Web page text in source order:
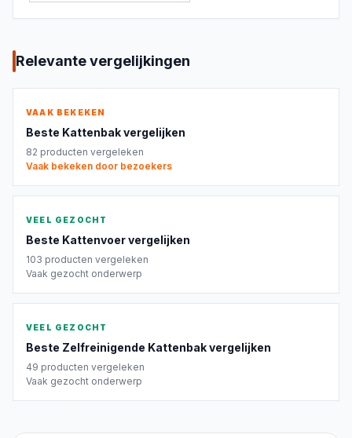
Relevante vergelijkingen
VAAK BEKEKEN
Beste Kattenbakvergelijken
82 producten vergeleken
Vaak bekeken door bezoekers
VEEL GEZOCHT
Beste Kattenvoervergelijken
103 producten vergeleken
Vaak gezocht onderwerp
VEEL GEZOCHT
Beste Zelfreinigende Kattenbakvergelijken
49 producten vergeleken
Vaak gezocht onderwerp